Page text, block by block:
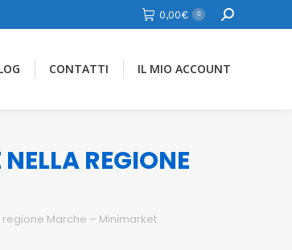
0,00€ 0 Cerca
CONTATTI IL MIO ACCOUNT
REGIONE
Marche – Minimarket